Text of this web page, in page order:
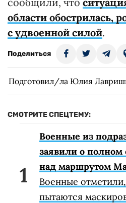
области обострилась,
с удвоенной силой.
Поделиться
Подготовил/ла Юлия
СМОТРИТЕ СПЕЦТЕМУ:
Военные из
заявили о полном
над маршрутом
Военные
пытаются